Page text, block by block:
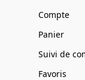
Compte
Panier
Suivi de
Favoris